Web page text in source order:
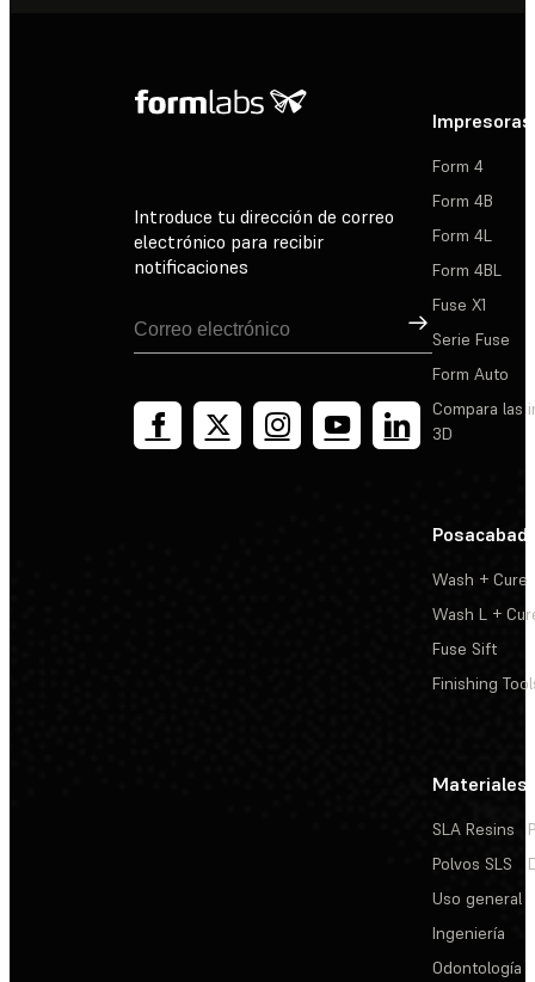
Introduce tu dirección de correo
electrónico para recibir
notificaciones
Suscribirse
Impresoras
Form 4
Form 4B
Form 4L
Form 4BL
Fuse X1
Serie Fuse
Form Auto
Compara las
3D
Wash + Cure
Wash L +
Fuse Sift
Finishing
Materiales
SLA Resins
Polvos SLS
Uso general
Ingeniería
Odontología